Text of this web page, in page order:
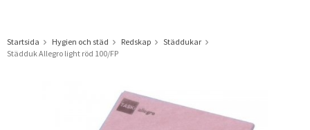
Startsida Hygien och städ Redskap
Städdukar
Städduk Allegro light röd 100/FP